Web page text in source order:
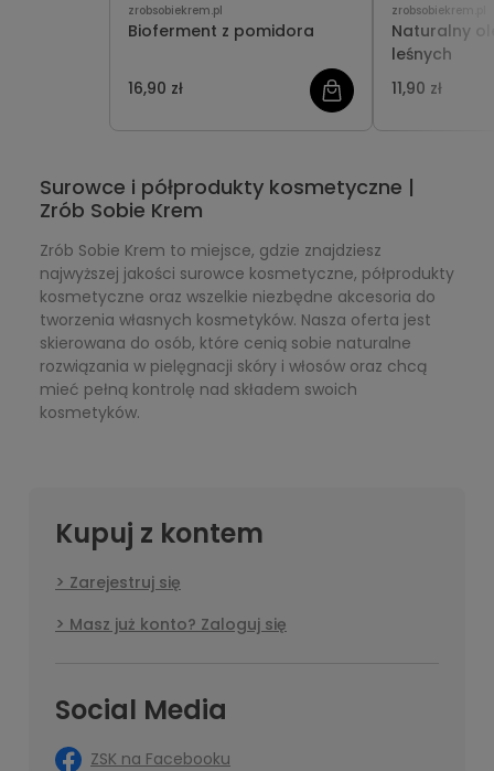
zrobsobiekrem.pl
Bioferment z pomidora
16,90 zł
zrobsobiekrem.pl
Naturalny
leśnych
11,90 zł
Surowce i półprodukty kosmetyczne |
Zrób Sobie Krem
Zrób Sobie Krem to miejsce, gdzie znajdziesz
najwyższej jakości surowce kosmetyczne, półprodukty
kosmetyczne oraz wszelkie niezbędne akcesoria do
tworzenia własnych kosmetyków. Nasza oferta jest
skierowana do osób, które cenią sobie naturalne
rozwiązania w pielęgnacji skóry i włosów oraz chcą
mieć pełną kontrolę nad składem swoich
kosmetyków.
Kupuj z kontem
Zarejestruj się
Masz już konto? Zaloguj się
Social Media
ZSK na Facebooku